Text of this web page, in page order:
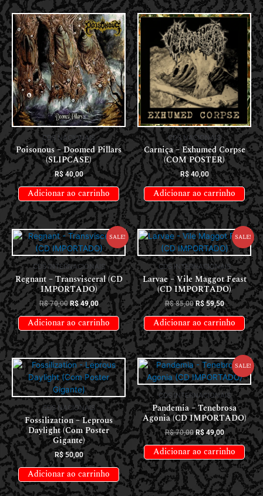
CDS NACIONAIS
Poisonous – Doomed Pillars
(SLIPCASE)
R$40,00
Adicionar ao carrinho
CDS NACIONAIS
Carniça – Exhumed Corpse
(COM POSTER)
R$40,00
Adicionar ao carrinho
Sale!
CDS INTERNACIONAIS
Regnant – Transvisceral (CD
IMPORTADO)
R$70,00 R$49,00
Adicionar ao carrinho
Sale!
CDS INTERNACIONAIS
Larvae – Vile Maggot Feast
(CD IMPORTADO)
R$85,00 R$59,50
Adicionar ao carrinho
CDS NACIONAIS
Fossilization – Leprous
Daylight (Com Poster
Gigante)
R$50,00
Adicionar ao carrinho
Sale!
CDS INTERNACIONAIS
Pandemia – Tenebrosa
Agonia (CD IMPORTADO)
R$70,00 R$49,00
Adicionar ao carrinho